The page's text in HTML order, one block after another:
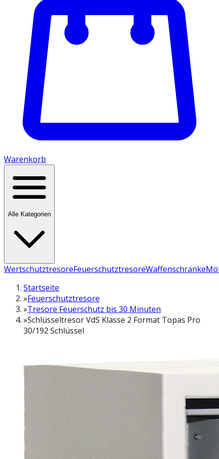
Warenkorb
Alle Kategorien
WertschutztresoreFeuerschutztresoreWaffenschränke
Startseite
»Feuerschutztresore
»Tresore Feuerschutz bis 30 Minuten
»Schlüsseltresor VdS Klasse 2 Format Topas Pro
30/192 Schlüssel